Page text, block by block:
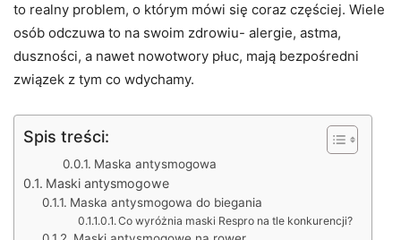
to realny problem, o którym mówi się coraz częściej. Wiele
osób odczuwa to na swoim zdrowiu- alergie, astma,
duszności, a nawet nowotwory płuc, mają bezpośredni
związek z tym co wdychamy.
Spis treści:
Maska antysmogowa
Maski antysmogowe
Maska antysmogowa do biegania
Co wyróżnia maski Respro na tle konkurencji?